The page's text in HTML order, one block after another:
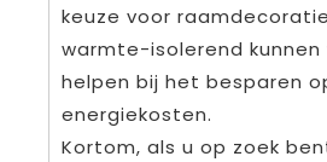
keuze voor
warmte-isolerend kunnen
helpen bij het besparen
energiekosten.
Kortom, als u op zoek